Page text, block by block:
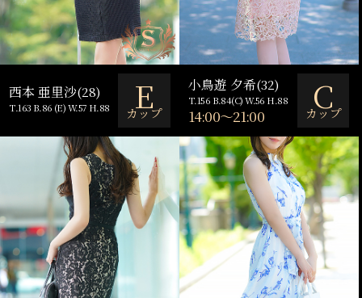
西本 亜里沙(28)
T.163 B.86 (E) W.57 H.88 E
カップ
小鳥遊 夕希(32)
T.156 B.84(C) W.56 H.88
14:00～21:00 C
カップ